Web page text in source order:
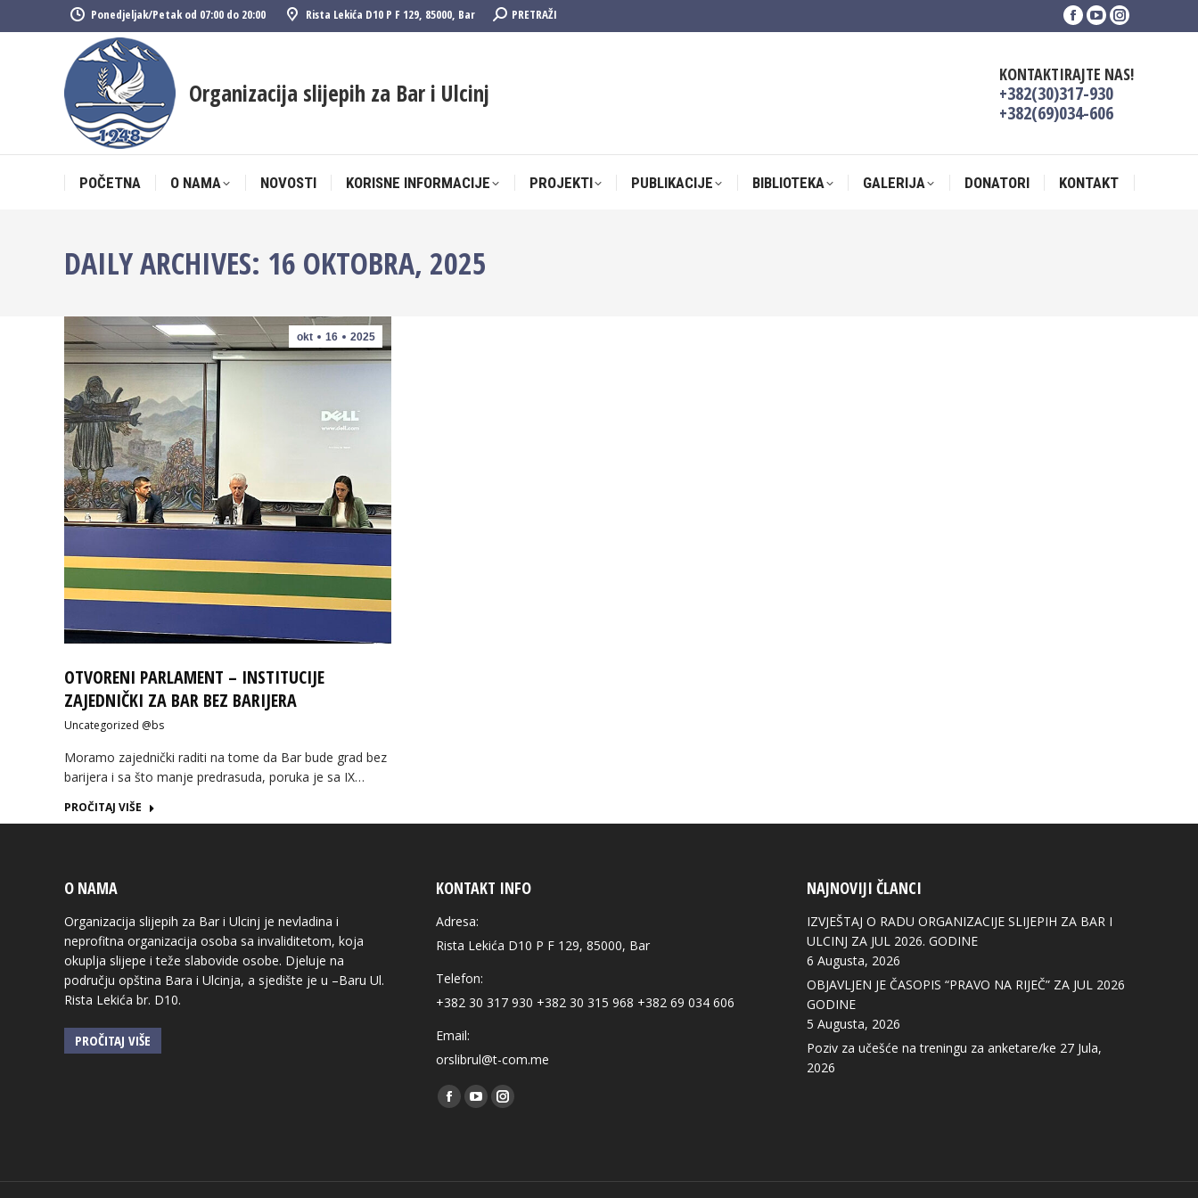
Ponedjeljak/Petak od 07:00 do 20:00 Rista Lekića D10 P F 129, 85000, Bar Search:PRETRAŽI
Facebook
in
new
window
YouTube
in
new
window
Instagram
in
Organizacija slijepih za Bar i Ulcinj
KONTAKTIRAJTE NAS!
+382(30)317-930
+382(69)034-606
POČETNA O NAMA NOVOSTI KORISNE INFORMACIJE PROJEKTI PUBLIKACIJE BIBLIOTEKA GALERIJA DONATORI KONTAKT
DAILY ARCHIVES: 16 OKTOBRA, 2025
okt 16 2025
OTVORENI PARLAMENT – INSTITUCIJE
ZAJEDNIČKI ZA BAR BEZ BARIJERA
Uncategorized @bs
Moramo zajednički raditi na tome da Bar bude grad bez
barijera i sa što manje predrasuda, poruka je sa IX…
PROČITAJ VIŠE
O NAMA
Organizacija slijepih za Bar i Ulcinj je nevladina i
neprofitna organizacija osoba sa invaliditetom, koja
okuplja slijepe i teže slabovide osobe. Djeluje na
području opština Bara i Ulcinja, a sjedište je u –Baru Ul.
Rista Lekića br. D10.
PROČITAJ VIŠE
KONTAKT INFO
Adresa:
Rista Lekića D10 P F 129, 85000, Bar
Telefon:
+382 30 317 930 +382 30 315 968 +382 69 034 606
Email:
orslibrul@t-com.me
Find us on:
Facebook
YouTubeInstagram
NAJNOVIJI ČLANCI
IZVJEŠTAJ O RADU ORGANIZACIJE SLIJEPIH ZA BAR I
ULCINJ ZA JUL 2026. GODINE
6 Augusta, 2026
OBJAVLJEN JE ČASOPIS “PRAVO NA RIJEČ” ZA JUL 2026
GODINE
5 Augusta, 2026
Poziv za učešće na treningu za anketare/ke 27 Jula,
2026
POČETNA O NAMA NOVOSTI KORISNE INFORMACIJE PROJEKTI PUBLIKACIJE BIBLIOTEKA GALERIJA DONATORI KONTAKT